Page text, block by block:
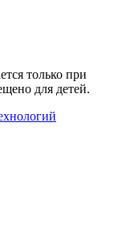
только при
для детей.